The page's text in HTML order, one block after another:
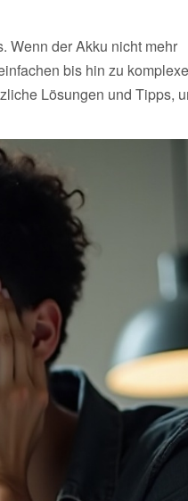
Wenn der Akku nicht mehr
bis hin zu
Lösungen und Tipps,